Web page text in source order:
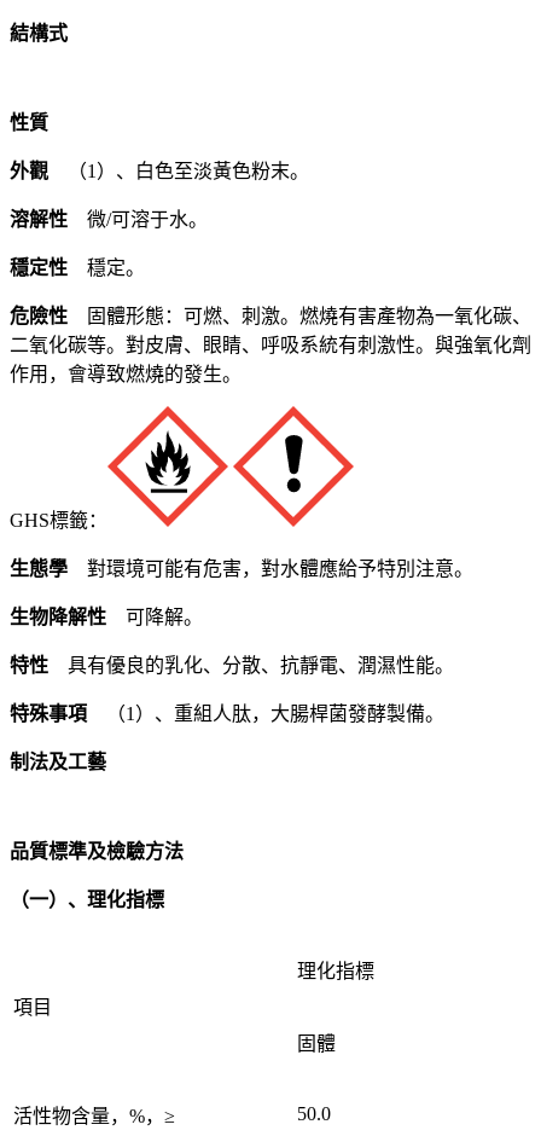
結構式
性質
外觀 （1）、白色至淡黃色粉末。
溶解性 微/可溶于水。
穩定性 穩定。
危險性
固體形態：可燃、刺激。燃燒有害產物為一氧化碳、
二氧化碳等。對皮膚、眼睛、呼吸系統有刺激性。與強氧化劑
作用，會導致燃燒的發生。
GHS標籤：
生態學 對環境可能有危害，對水體應給予特別注意。
生物降解性 可降解。
特性 具有優良的乳化、分散、抗靜電、潤濕性能。
特殊事項 （1）、重組人肽，大腸桿菌發酵製備。
制法及工藝
品質標準及檢驗方法
（一）、理化指標
項目
理化指標
固體
活性物含量，%，≥ 50.0